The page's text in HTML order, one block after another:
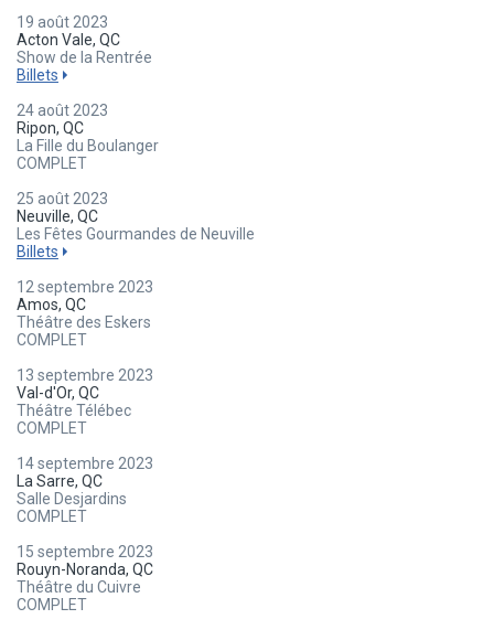
19 août 2023
Acton Vale, QC
Show de la Rentrée
Billets
24 août 2023
Ripon, QC
La Fille du Boulanger
COMPLET
25 août 2023
Neuville, QC
Les Fêtes Gourmandes de Neuville
Billets
12 septembre 2023
Amos, QC
Théâtre des Eskers
COMPLET
13 septembre 2023
Val-d'Or, QC
Théâtre Télébec
COMPLET
14 septembre 2023
La Sarre, QC
Salle Desjardins
COMPLET
15 septembre 2023
Rouyn-Noranda, QC
Théâtre du Cuivre
COMPLET